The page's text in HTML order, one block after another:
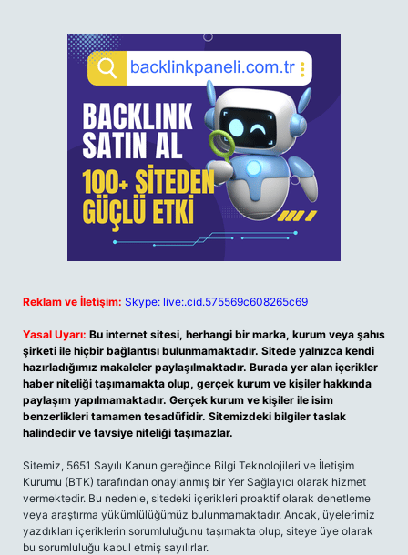
Reklam ve İletişim: Skype: live:.cid.575569c608265c69
Yasal Uyarı: Bu internet sitesi, herhangi bir marka, kurum veya şahıs
şirketi ile hiçbir bağlantısı bulunmamaktadır. Sitede yalnızca kendi
hazırladığımız makaleler paylaşılmaktadır. Burada yer alan içerikler
haber niteliği taşımamakta olup, gerçek kurum ve kişiler hakkında
paylaşım yapılmamaktadır. Gerçek kurum ve kişiler ile isim
benzerlikleri tamamen tesadüfidir. Sitemizdeki bilgiler taslak
halindedir ve tavsiye niteliği taşımazlar.
Sitemiz, 5651 Sayılı Kanun gereğince Bilgi Teknolojileri ve İletişim
Kurumu (BTK) tarafından onaylanmış bir Yer Sağlayıcı olarak hizmet
vermektedir. Bu nedenle, sitedeki içerikleri proaktif olarak denetleme
veya araştırma yükümlülüğümüz bulunmamaktadır. Ancak, üyelerimiz
yazdıkları içeriklerin sorumluluğunu taşımakta olup, siteye üye olarak
bu sorumluluğu kabul etmiş sayılırlar.